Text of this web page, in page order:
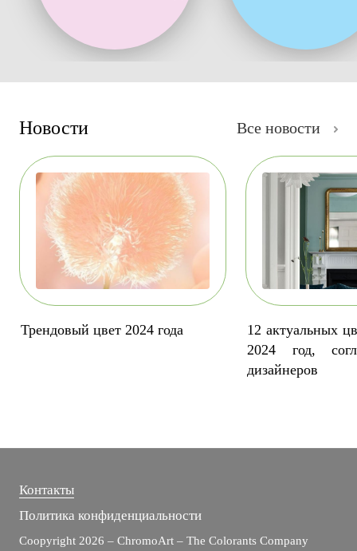
Новости Все новости
Трендовый цвет 2024 года
12 актуальных
2024 год,
дизайнеров
Контакты
Политика конфиденциальности
Coopyright 2026 – ChromoArt – The Colorants Company